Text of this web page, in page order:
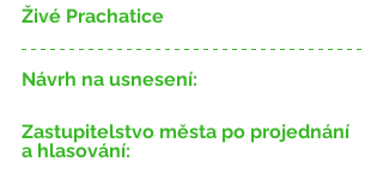
Živé Prachatice
Návrh na usnesení:
Zastupitelstvo města po projednání
a hlasování: